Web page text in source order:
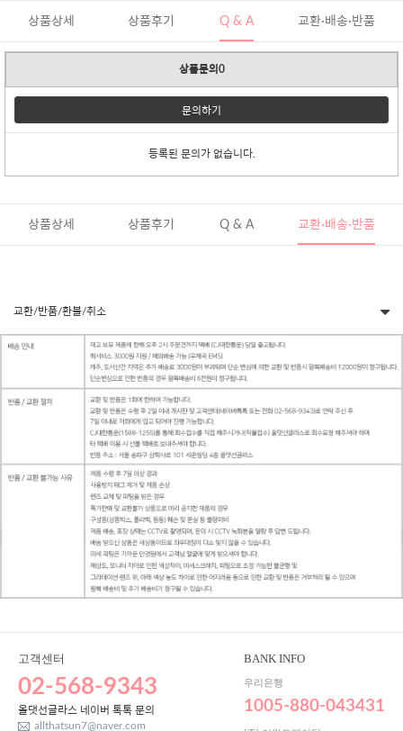
상품상세 상품후기 Q & A 교환·배송·반품
상품문의0
문의하기
등록된 문의가 없습니다.
상품상세 상품후기 Q & A 교환·배송·반품
교환/반품/환불/취소
고객센터
02-568-9343
올댓선글라스 네이버 톡톡 문의
allthatsun7@naver.com
BANK INFO
우리은행
1005-880-043431